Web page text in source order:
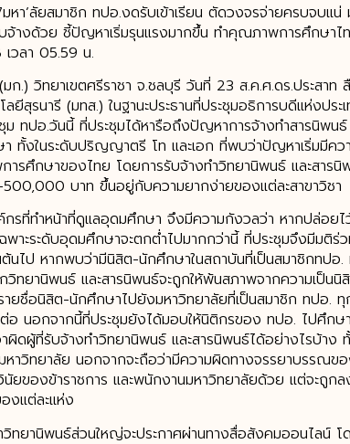
หา’ลัยสมาชิก ทปอ.งดรับเข้าเรียน ตัดวงจรจ่ายครบจบแ
จ้างด้วย ชี้ปัญหาเริ่มรุนแรงมากขึ้น ทำคุณภาพการศึกษาไ
วลา 05.59 น.
ก.) วิทยาเขตศรีราชา จ.ชลบุรี วันที่ 23 ส.ค.ศ.ดร.ประสาท
ยีสุรนารี (มทส.) ในฐานะประธานที่ประชุมอธิการบดีแห่งประ
ม ทปอ.วันนี้ ที่ประชุมได้หารือถึงปัญหาการจ้างทำสารนิพนธ์
ทั้งในระดับปริญญาตรี โท และเอก ที่พบว่าปัญหาเริ่มมีคว
รศึกษาของไทย โดยการรับจ้างทำวิทยานิพนธ์ และสารนิ
บาท ขึ้นอยู่กับความยากง่ายของแต่ละสาขาวิชา
กรที่ทำหน้าที่ดูแลอุดมศึกษา จึงมีความกังวลว่า หากปล่อยไ
าะระดับอุดมศึกษาจะตกต่ำไปมากกว่านี้ ที่ประชุมจึงมีมติร่
นไป หากพบว่ามีนิสิต-นักศึกษาในสถาบันที่เป็นสมาชิกทปอ
ทยานิพนธ์ และสารนิพนธ์จะถูกให้พ้นสภาพจากความเป็นนิ
ายชื่อนิสิต-นักศึกษาไปยังมหาวิทยาลัยที่เป็นสมาชิก ทปอ.
อ นอกจากนี้ที่ประชุมยังได้มอบให้นิติกรของ ทปอ. ไปศึกษ
ผิดผู้ที่รับจ้างทำวิทยานิพนธ์ และสารนิพนธ์ได้อย่างไรบ้าง
หาวิทยาลัย นอกจากจะถือว่ามีความผิดทางจรรยาบรรณข
ยของข้าราชการ และพนักงานมหาวิทยาลัยด้วย แต่จะถูกล
งแต่ละแห่ง
วิทยานิพนธ์ส่วนใหญ่จะประกาศผ่านทางสื่อสังคมออนไลน์ โ